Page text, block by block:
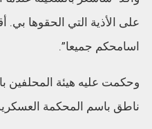
على الأذية التي الحقوها بي.
اسامحكم جميعا”.
ناطق باسم المحكمة